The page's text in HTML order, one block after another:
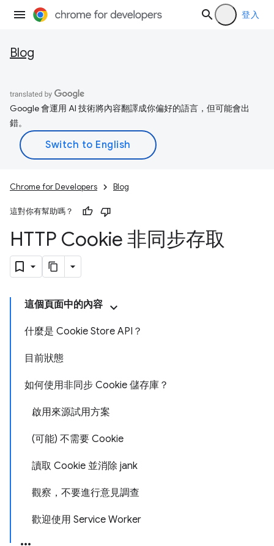
登入
Blog
Google 會運用 AI 技術將內容翻譯成你偏好的語言，但可能會出
錯。
Chrome for Developers Blog
這對你有幫助嗎？
HTTP Cookie 非同步存取
這個頁面中的內容
什麼是 Cookie Store API？
目前狀態
如何使用非同步 Cookie 儲存庫？
啟用來源試用方案
(可能) 不需要 Cookie
讀取 Cookie 並消除 jank
觀察，不要進行意見調查
歡迎使用 Service Worker